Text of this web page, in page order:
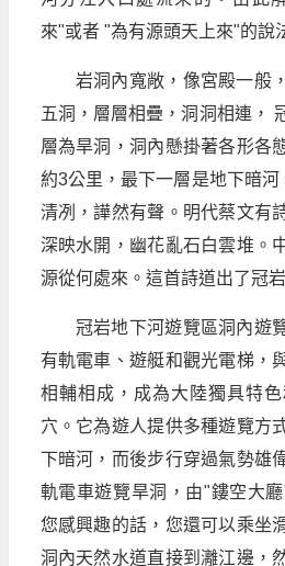
來"或者 "為有源頭天上來"的說
岩洞內寬敞，像宮殿一般
五洞，層層相疊，洞洞相連，
層為旱洞，洞內懸掛著各形各
約3公里，最下一層是地下暗
清冽，譁然有聲。明代蔡文有
深映水開，幽花亂石白雲堆。
源從何處來。這首詩道出了冠
冠岩地下河遊覽區洞內遊
有軌電車、遊艇和觀光電梯，
相輔相成，成為大陸獨具特
穴。它為遊人提供多種遊覽方
下暗河，而後步行穿過氣勢雄
軌電車遊覽旱洞，由"鏤空大
您感興趣的話，您還可以乘坐
洞內天然水道直接到灕江邊，